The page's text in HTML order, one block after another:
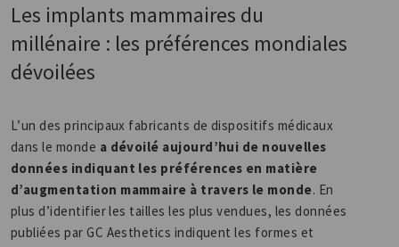
Les implants mammaires du
millénaire : les préférences mondiales
dévoilées
L’un des principaux fabricants de dispositifs médicaux
dans le monde a dévoilé aujourd’hui de nouvelles
données indiquant les préférences en matière
d’augmentation mammaire à travers le monde. En
plus d’identifier les tailles les plus vendues, les données
publiées par GC Aesthetics indiquent les formes et